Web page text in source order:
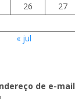
26 27
« jul
de e-mail